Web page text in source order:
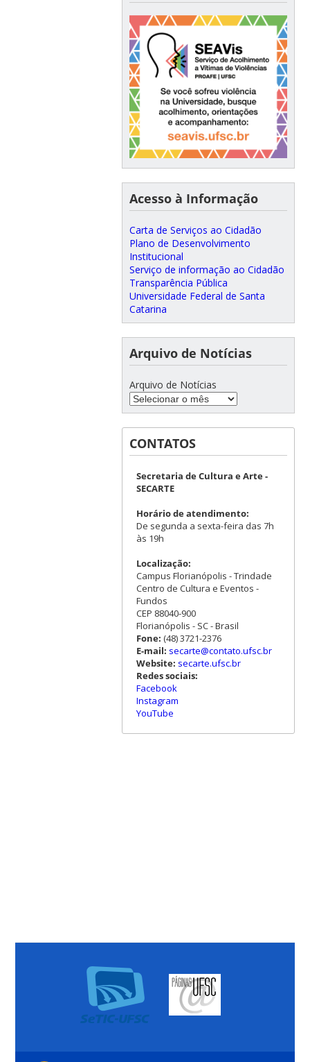
Acesso à Informação
Carta de Serviços ao Cidadão
Plano de Desenvolvimento
Institucional
Serviço de informação ao Cidadão
Transparência Pública
Universidade Federal de Santa
Catarina
Arquivo de Notícias
Arquivo de Notícias
CONTATOS
Secretaria de Cultura e Arte -
SECARTE
Horário de atendimento:
De segunda a sexta-feira das 7h
às 19h
Localização:
Campus Florianópolis - Trindade
Centro de Cultura e Eventos -
Fundos
CEP 88040-900
Florianópolis - SC - Brasil
Fone: (48) 3721-2376
E-mail: secarte@contato.ufsc.br
Website: secarte.ufsc.br
Redes sociais:
Facebook
Instagram
YouTube